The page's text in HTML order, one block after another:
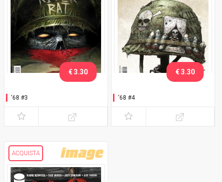
‘68 #3
€ 3.30
‘68 #4
€ 3.30
ACQUISTA